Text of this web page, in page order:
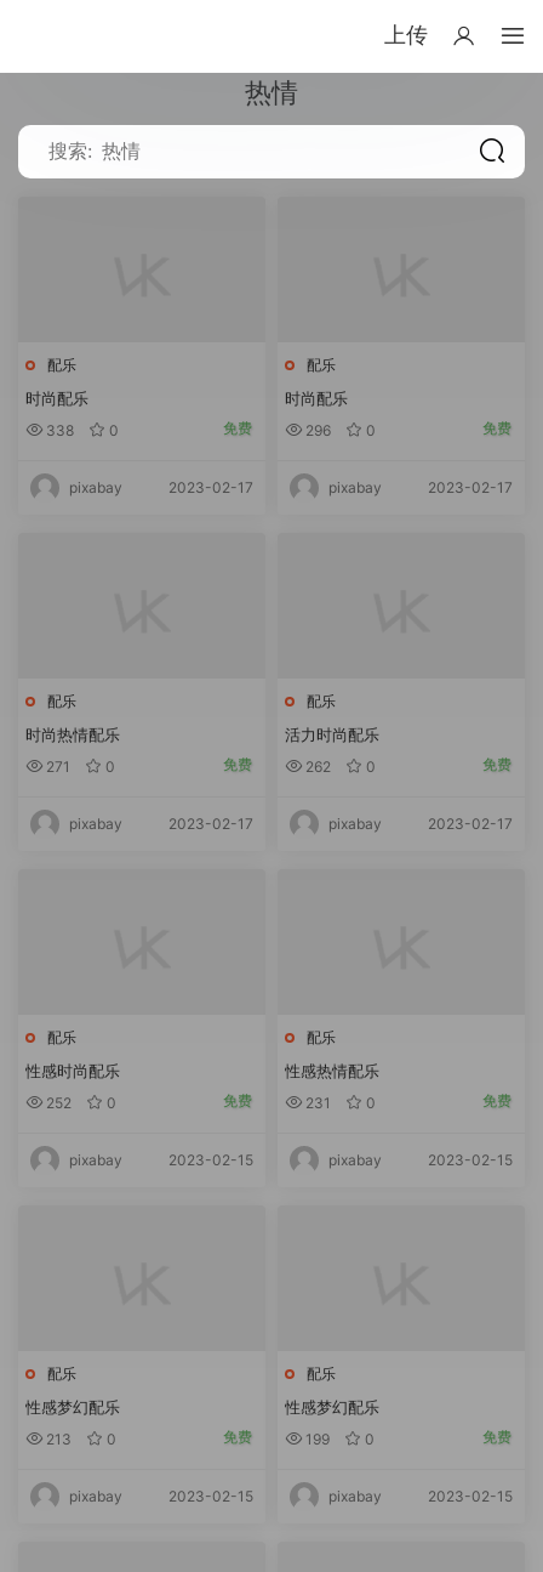
上传
热情
配乐
时尚配乐
338 0 免费
pixabay 2023-02-17
配乐
时尚配乐
296 0 免费
pixabay 2023-02-17
配乐
时尚热情配乐
271 0 免费
pixabay 2023-02-17
配乐
活力时尚配乐
262 0 免费
pixabay 2023-02-17
配乐
性感时尚配乐
252 0 免费
pixabay 2023-02-15
配乐
性感热情配乐
231 0 免费
pixabay 2023-02-15
配乐
性感梦幻配乐
213 0 免费
pixabay 2023-02-15
配乐
性感梦幻配乐
199 0 免费
pixabay 2023-02-15